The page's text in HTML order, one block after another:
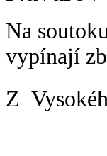
Na
vypínají
Z